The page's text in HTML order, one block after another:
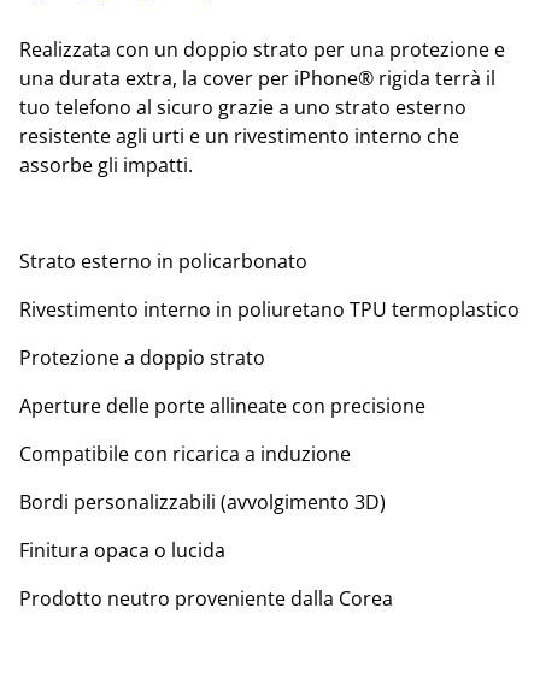
Realizzata con un doppio strato per una protezione e
una durata extra, la cover per iPhone® rigida terrà il
tuo telefono al sicuro grazie a uno strato esterno
resistente agli urti e un rivestimento interno che
assorbe gli impatti.
Strato esterno in policarbonato
Rivestimento interno in poliuretano TPU termoplastico
Protezione a doppio strato
Aperture delle porte allineate con precisione
Compatibile con ricarica a induzione
Bordi personalizzabili (avvolgimento 3D)
Finitura opaca o lucida
Prodotto neutro proveniente dalla Corea